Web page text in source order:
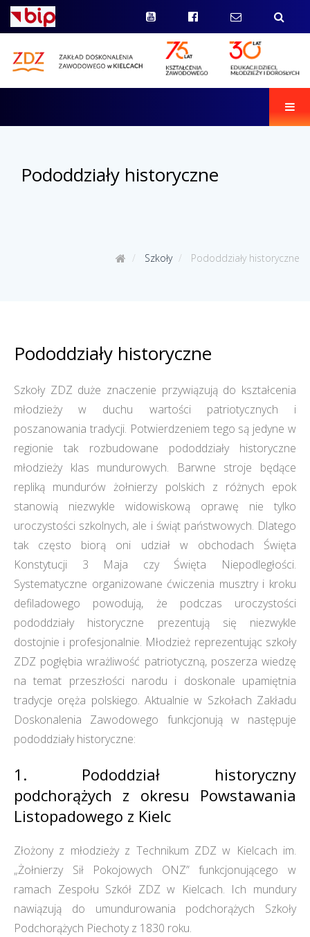
Pododdziały historyczne
Szkoły Pododdziały historyczne
Pododdziały historyczne
Szkoły ZDZ duże znaczenie przywiązują do kształcenia
młodzieży w duchu wartości patriotycznych i
poszanowania tradycji. Potwierdzeniem tego są jedyne w
regionie tak rozbudowane pododdziały historyczne
młodzieży klas mundurowych. Barwne stroje będące
repliką mundurów żołnierzy polskich z różnych epok
stanowią niezwykle widowiskową oprawę nie tylko
uroczystości szkolnych, ale i świąt państwowych. Dlatego
tak często biorą oni udział w obchodach Święta
Konstytucji 3 Maja czy Święta Niepodległości.
Systematyczne organizowane ćwiczenia musztry i kroku
defiladowego powodują, że podczas uroczystości
pododdziały historyczne prezentują się niezwykle
dostojnie i profesjonalnie. Młodzież reprezentując szkoły
ZDZ pogłębia wrażliwość patriotyczną, poszerza wiedzę
na temat przeszłości narodu i doskonale upamiętnia
tradycje oręża polskiego. Aktualnie w Szkołach Zakładu
Doskonalenia Zawodowego funkcjonują w następuje
pododdziały historyczne:
1. Pododdział historyczny
podchorążych z okresu Powstawania
Listopadowego z Kielc
Złożony z młodzieży z Technikum ZDZ w Kielcach im.
„Żołnierzy Sił Pokojowych ONZ” funkcjonującego w
ramach Zespołu Szkół ZDZ w Kielcach. Ich mundury
nawiązują do umundurowania podchorążych Szkoły
Podchorążych Piechoty z 1830 roku.